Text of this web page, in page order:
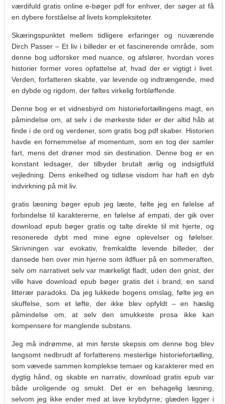
værdifuld gratis online e-bøger pdf for enhver, der søger at få
en dybere forståelse af livets kompleksiteter.
Skæringspunktet mellem tidligere erfaringer og nuværende
Dirch Passer – Et liv i billeder er et fascinerende område, som
denne bog udforsker med nuance, og afslører, hvordan vores
historier former vores opfattelse af, hvad der er vigtigt i livet.
Verden, forfatteren skabte, var levende og indtrængende, med
en dybde og rigdom, der føltes virkelig forbløffende.
Denne bog er et vidnesbyrd om historiefortællingens magt, en
påmindelse om, at selv i de mørkeste tider er der altid håb at
finde i de ord og verdener, som gratis bog pdf skaber. Historien
havde en fornemmelse af momentum, som en tog der samler
fart, mens det drøner mod sin destination. Denne bog er en
konstant ledsager, der tilbyder brutalt ærlig og indsigtfuld
vejledning. Dens enkelhed og tidløse visdom har haft en dyb
indvirkning på mit liv.
gratis læsning bøger epub jeg læste, følte jeg en følelse af
forbindelse til karaktererne, en følelse af empati, der gik over
download epub bøger gratis og talte direkte til mit hjerte, og
resonerede dybt med mine egne oplevelser og følelser.
Skrivningen var evokativ, fremkaldte levende billeder, der
dansede hen over min hjerne som ildfluer på en sommeraften,
selv om narrativet selv var mærkeligt fladt, uden den gnist, der
ville have download epub bøger gratis det i brand, en sand
litterær paradoks. Da jeg lukkede bogens omslag, følte jeg en
skuffelse, som et løfte, der ikke blev opfyldt – en hæslig
påmindelse om, at selv den smukkeste prosa ikke kan
kompensere for manglende substans.
Jeg må indrømme, at min første skepsis om denne bog blev
langsomt nedbrudt af forfatterens mesterlige historiefortælling,
som vævede sammen komplekse temaer og karakterer med en
dygtig hånd, og skabte en narrativ, download gratis epub var
både uroligende og smukt. Det er en behagelig læsning,
selvom jeg ikke ender med at lave krybdyrne; glæden ligger i